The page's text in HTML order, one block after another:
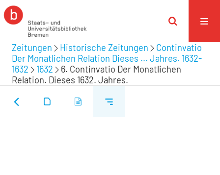
Zeitungen Historische Zeitungen
Continvatio
Der Monatlichen Relation Dieses ... Jahres. 1632-
1632
1632
6. Continvatio Der Monatlichen
Relation. Dieses 1632. Jahres.